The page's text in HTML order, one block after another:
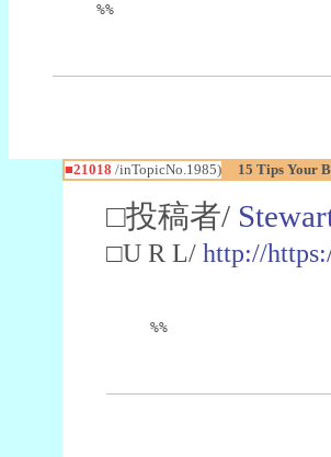
%%
■21018 /inTopicNo.1985) 15 Tips Your
□投稿者/
□U R L/ http://
%%